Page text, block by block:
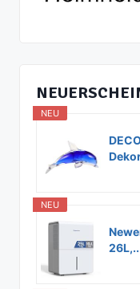
NEU
NEU